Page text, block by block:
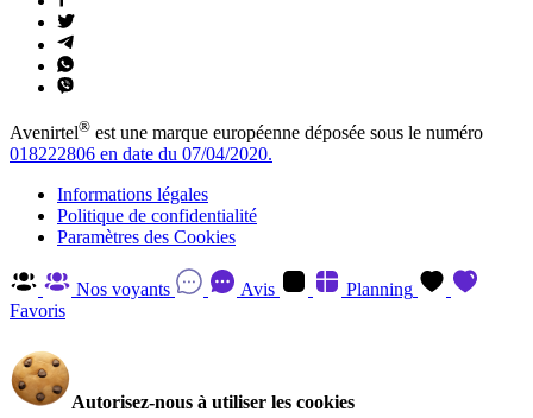
Avenirtel® est une marque européenne déposée sous le numéro
018222806 en date du 07/04/2020.
Informations légales
Politique de confidentialité
Paramètres des Cookies
Nos voyants Avis
Planning
Favoris
Autorisez-nous à utiliser les cookies